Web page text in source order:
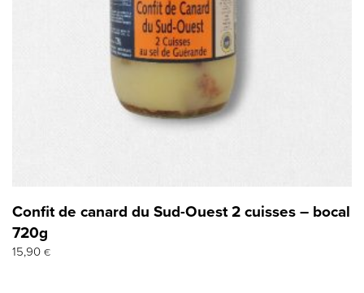
Confit de canard du Sud-Ouest 2 cuisses – bocal
720g
15,90 €